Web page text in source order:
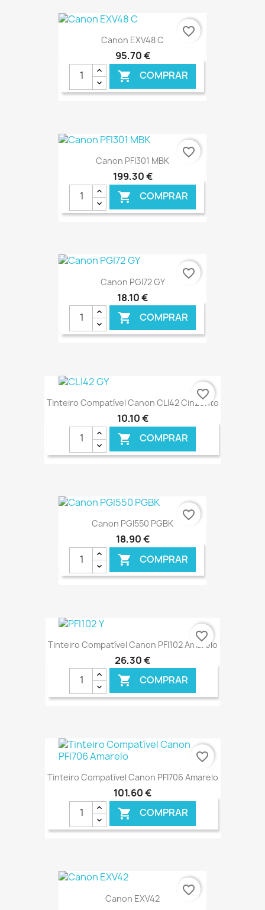
€ ONLINE
Canon EXV48 C
95,70 €
 COMPRAR
€ ONLINE
favorite_border
Canon PFI301 MBK
199,30 €
 COMPRAR
€ ONLINE
favorite_border
Canon PGI72 GY
18,10 €
 COMPRAR
€ ONLINE
favorite_border
Tinteiro Compatível Canon CLI42 Cinzento
10,10 €
 COMPRAR
€ ONLINE
favorite_border
Canon PGI550 PGBK
18,90 €
 COMPRAR
€ ONLINE
favorite_border
Tinteiro Compatível Canon PFI102 Amarelo
26,30 €
 COMPRAR
€ ONLINE
favorite_border
Tinteiro Compatível Canon PFI706 Amarelo
101,60 €
 COMPRAR
favorite_border
Canon EXV42
favorite_border